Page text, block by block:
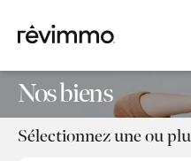
Nos biens
Sélectionnez une ou